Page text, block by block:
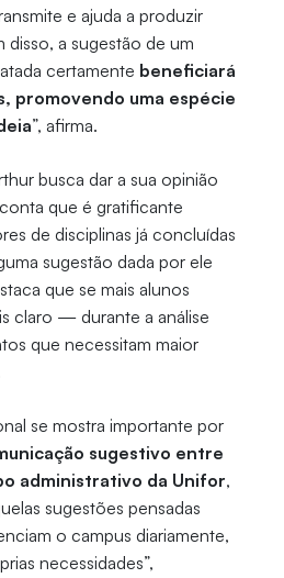
e ajuda a produzir
disso, a sugestão de um
certamente beneficiará
promovendo uma espécie
”, afirma.
busca dar a sua opinião
que é gratificante
de disciplinas já concluídas
sugestão dada por ele
que se mais alunos
claro — durante a análise
que necessitam maior
se mostra importante por
sugestivo entre
administrativo da Unifor,
sugestões pensadas
o campus diariamente,
necessidades”,